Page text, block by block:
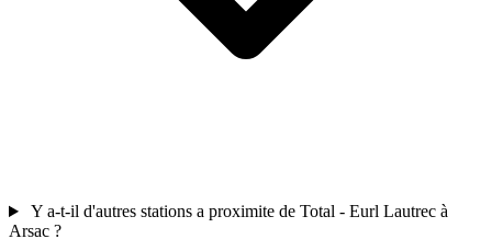
Y a-t-il d'autres stations a proximite de Total - Eurl Lautrec à
Arsac ?